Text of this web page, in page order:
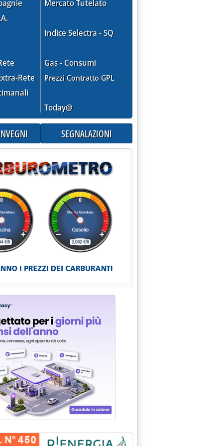
Rete
Mercato Tutelato
Indice Selectra - SQ
Gas - Consumi
Prezzi Contratto GPL
Today@
SEGNALAZIONI